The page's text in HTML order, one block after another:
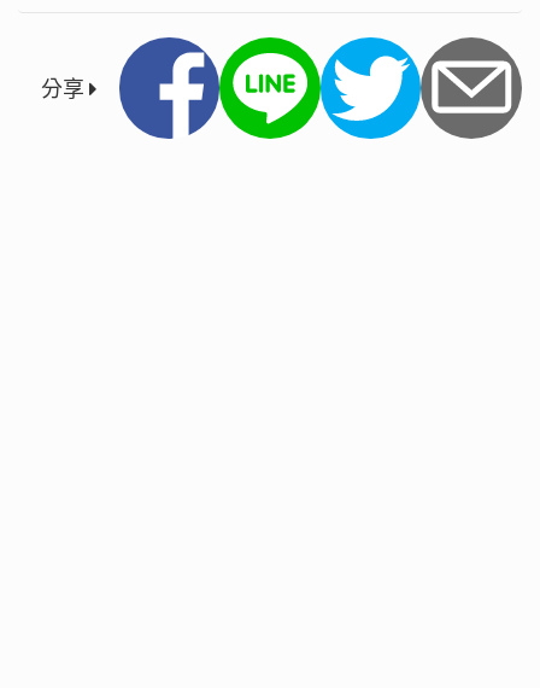
新，無論是公部門或私人企業，都積極
探索如何運用來提高業務效率。
分享